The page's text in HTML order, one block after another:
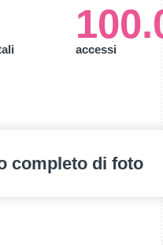
accessi
completo di foto